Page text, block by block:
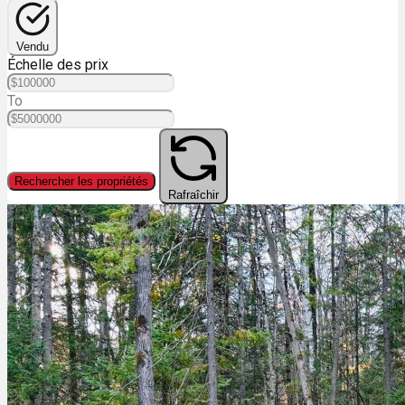
Vendu
Échelle des prix
To
Rechercher les propriétés
Rafraîchir